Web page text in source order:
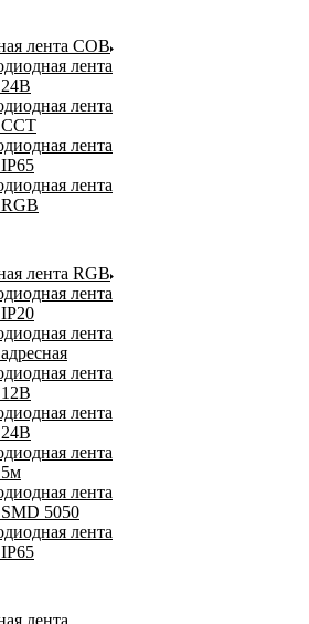
лента COB
лента
лента
лента
лента
лента RGB
лента
лента
лента
лента
лента
лента
5050
лента
лента